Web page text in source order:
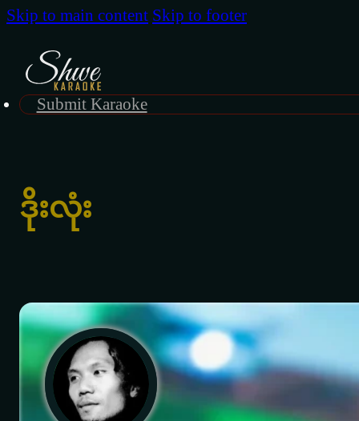
Skip to main content Skip to footer
Submit Karaoke
ဒိုးလုံး